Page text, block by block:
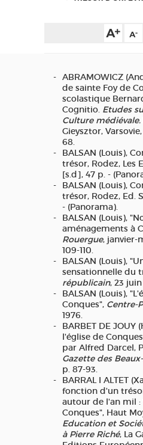
ABRAMOWICZ
de sainte Foy de
scolastique
Cognitio. Etudes
Culture médiévale.
Gieysztor, Varsovie,
68.
BALSAN (Louis),
trésor, Rodez, Les
[s.d], 47 p. -
BALSAN (Louis),
trésor, Rodez, Ed.
- (Panorama).
BALSAN (Louis),
aménagements à
Rouergue, janvier-
109-110.
BALSAN (Louis),
sensationnelle du
républicain, 23 juin
BALSAN (Louis),
Conques", Centre-
1976.
BARBET DE JOUY
l'église de
par Alfred Darcel,
Gazette des
p. 87-93.
BARRAL I ALTET
fonction d'un
autour de l'an mil :
Conques", Haut
Education et
à Pierre Riché, La